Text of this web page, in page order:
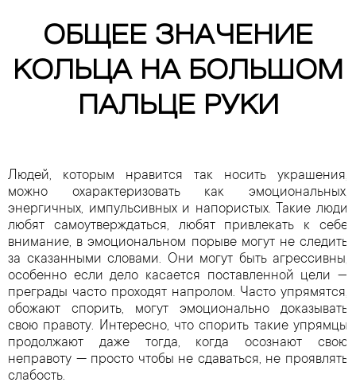
ОБЩЕЕ ЗНАЧЕНИЕ
КОЛЬЦА НА БОЛЬШОМ
ПАЛЬЦЕ РУКИ
Людей, которым нравится так носить украшения,
можно охарактеризовать как эмоциональных,
энергичных, импульсивных и напористых. Такие люди
любят самоутверждаться, любят привлекать к себе
внимание, в эмоциональном порыве могут не следить
за сказанными словами. Они могут быть агрессивны,
особенно если дело касается поставленной цели —
преграды часто проходят напролом. Часто упрямятся,
обожают спорить, могут эмоционально доказывать
свою правоту. Интересно, что спорить такие упрямцы
продолжают даже тогда, когда осознают свою
неправоту — просто чтобы не сдаваться, не проявлять
слабость.